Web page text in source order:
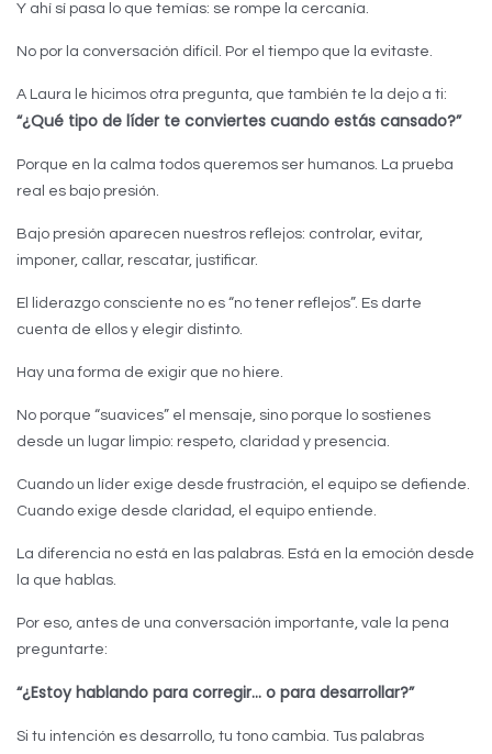
Y ahí sí pasa lo que temías: se rompe la cercanía.
No por la conversación difícil. Por el tiempo que la evitaste.
A Laura le hicimos otra pregunta, que también te la dejo a ti:
“¿Qué tipo de líder te conviertes cuando estás cansado?”
Porque en la calma todos queremos ser humanos. La prueba
real es bajo presión.
Bajo presión aparecen nuestros reflejos: controlar, evitar,
imponer, callar, rescatar, justificar.
El liderazgo consciente no es “no tener reflejos”. Es darte
cuenta de ellos y elegir distinto.
Hay una forma de exigir que no hiere.
No porque “suavices” el mensaje, sino porque lo sostienes
desde un lugar limpio: respeto, claridad y presencia.
Cuando un líder exige desde frustración, el equipo se defiende.
Cuando exige desde claridad, el equipo entiende.
La diferencia no está en las palabras. Está en la emoción desde
la que hablas.
Por eso, antes de una conversación importante, vale la pena
preguntarte:
“¿Estoy hablando para corregir… o para desarrollar?”
Si tu intención es desarrollo, tu tono cambia. Tus palabras